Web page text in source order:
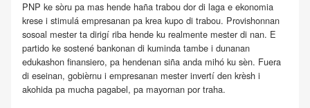
PNP ke sòru pa mas hende haña trabou dor di laga e ekonomia
krese i stimulá empresanan pa krea kupo di trabou. Provishonnan
sosoal mester ta dirigí riba hende ku realmente mester di nan. E
partido ke sostené bankonan di kuminda tambe i dunanan
edukashon finansiero, pa hendenan siña anda mihó ku sèn. Fuera
di eseinan, gobièrnu i empresanan mester invertí den krèsh i
akohida pa mucha pagabel, pa mayornan por traha.